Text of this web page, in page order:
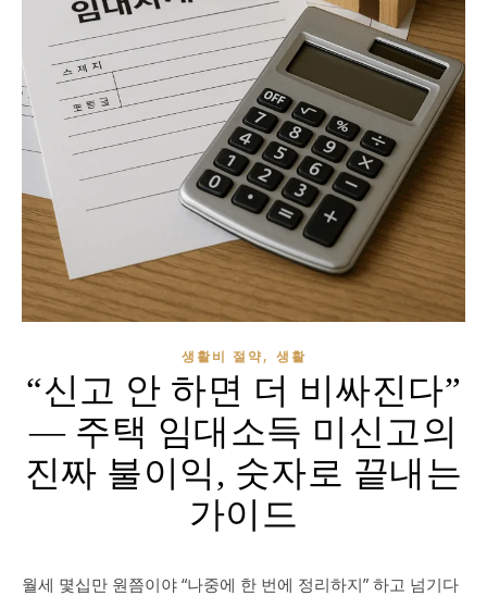
생활비 절약, 생활
“신고 안 하면 더 비싸진다”
— 주택 임대소득 미신고의
진짜 불이익, 숫자로 끝내는
가이드
월세 몇십만 원쯤이야 “나중에 한 번에 정리하지” 하고 넘기다